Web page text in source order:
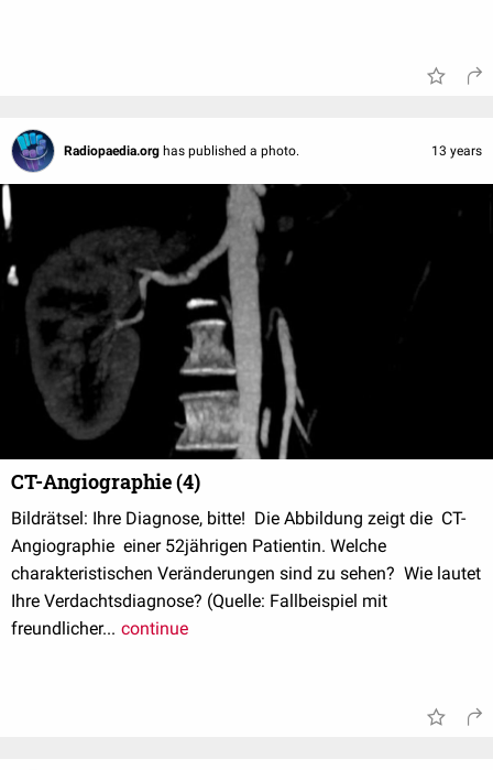
Radiopaedia.org has published a photo. 13 years
CT-Angiographie (4)
Bildrätsel: Ihre Diagnose, bitte! Die Abbildung zeigt die CT-
Angiographie einer 52jährigen Patientin. Welche
charakteristischen Veränderungen sind zu sehen? Wie lautet
Ihre Verdachtsdiagnose? (Quelle: Fallbeispiel mit
freundlicher... continue